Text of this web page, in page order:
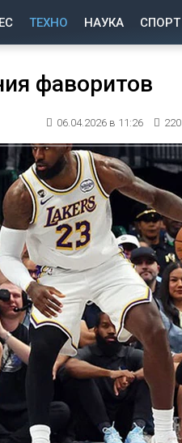
ТЕХНО НАУКА СПОРТ
фаворитов
06.04.2026 в 11:26 220